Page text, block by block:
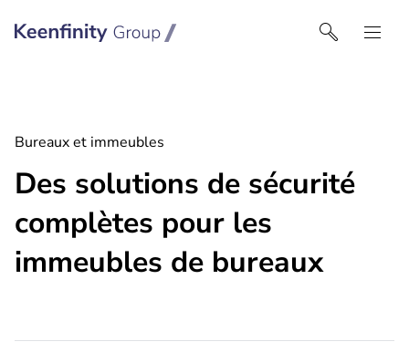
Keenfinity Group I France
Bureaux et immeubles
Des solutions de sécurité
complètes pour les
immeubles de bureaux